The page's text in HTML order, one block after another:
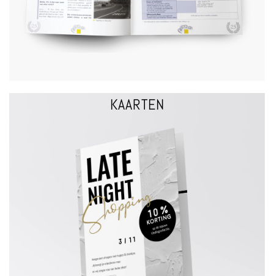
KAARTEN
KAARTEN
uitnodigingen | Compliment kaarten | kerstkaarten | wenskaarten |
entreekaarten | bedankkaarten | ...
VRAAG EEN OFFERTE